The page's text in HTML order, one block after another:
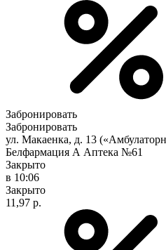
Забронировать
Забронировать
ул. Макаенка, д. 13
Белфармация А Аптека №61
Закрыто
в 10:06
Закрыто
11,97 р.